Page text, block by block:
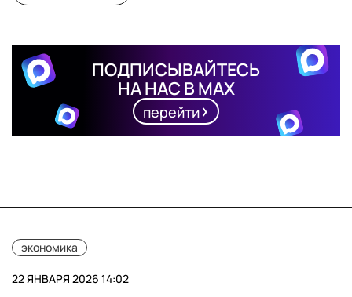
ПОДПИСЫВАЙТЕСЬ
НА НАС В MAX
перейти
экономика
22 ЯНВАРЯ 2026 14:02